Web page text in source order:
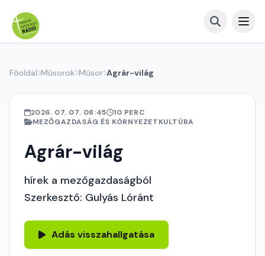
Főoldal Műsorok Műsor Agrár-világ
2026. 07. 07. 08:45
10 PERC
MEZŐGAZDASÁG ÉS KÖRNYEZETKULTÚRA
Agrár-világ
hírek a mezőgazdaságból
Szerkesztő: Gulyás Lóránt
Adás visszahallgatása